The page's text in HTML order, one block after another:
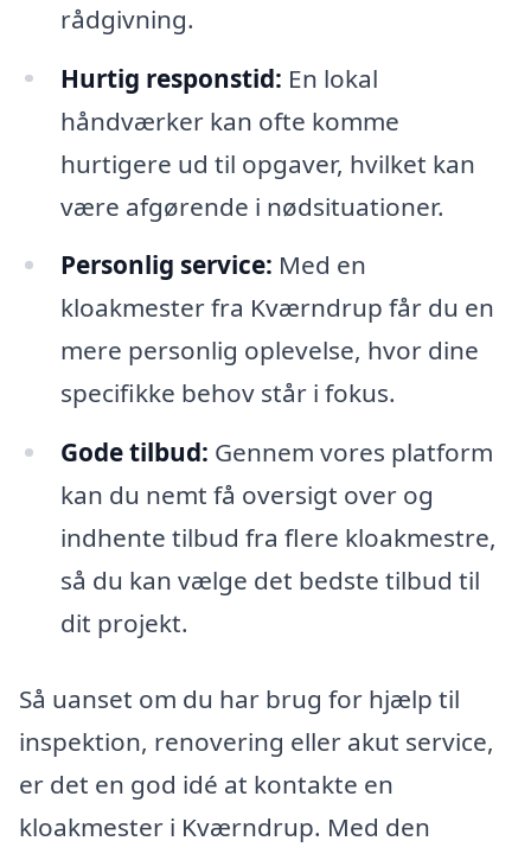
rådgivning.
Hurtig responstid: En lokal
håndværker kan ofte komme
hurtigere ud til opgaver, hvilket kan
være afgørende i nødsituationer.
Personlig service: Med en
kloakmester fra Kværndrup får du en
mere personlig oplevelse, hvor dine
specifikke behov står i fokus.
Gode tilbud: Gennem vores platform
kan du nemt få oversigt over og
indhente tilbud fra flere kloakmestre,
så du kan vælge det bedste tilbud til
dit projekt.
Så uanset om du har brug for hjælp til
inspektion, renovering eller akut service,
er det en god idé at kontakte en
kloakmester i Kværndrup. Med den